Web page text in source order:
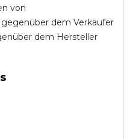
von
dem Verkäufer
dem Hersteller